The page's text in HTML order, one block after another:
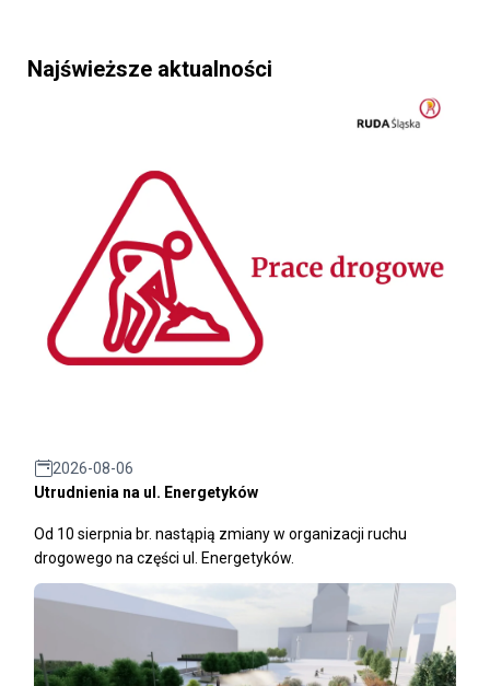
Najświeższe aktualności
2026-08-06
Utrudnienia na ul. Energetyków
Od 10 sierpnia br. nastąpią zmiany w organizacji ruchu
drogowego na części ul. Energetyków.